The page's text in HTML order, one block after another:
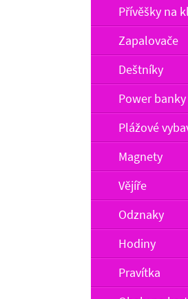
Přívěšky na
Zapalovače
Deštníky
Power banky
Plážové
Magnety
Vějíře
Odznaky
Hodiny
Pravítka